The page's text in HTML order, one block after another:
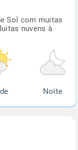
Sol com muitas
nuvens à
Noite